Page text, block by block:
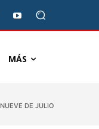
MÁS
NUEVE DE JULIO